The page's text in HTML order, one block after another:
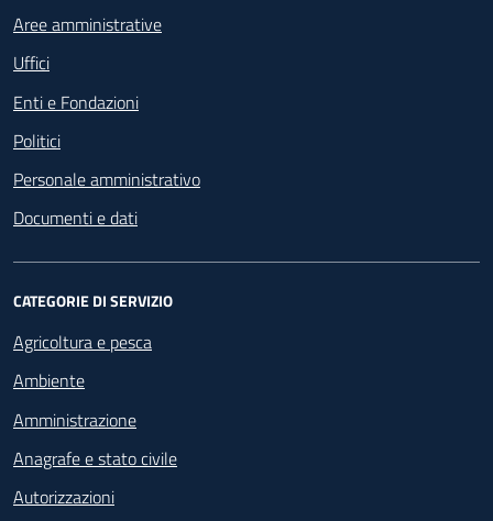
Aree amministrative
Uffici
Enti e Fondazioni
Politici
Personale amministrativo
Documenti e dati
CATEGORIE DI SERVIZIO
Agricoltura e pesca
Ambiente
Amministrazione
Anagrafe e stato civile
Autorizzazioni